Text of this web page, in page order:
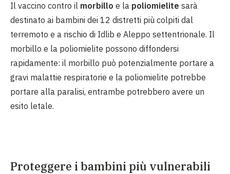
Il vaccino contro il morbillo e la poliomielite sarà
destinato ai bambini dei 12 distretti più colpiti dal
terremoto e a rischio di Idlib e Aleppo settentrionale. Il
morbillo e la poliomielite possono diffondersi
rapidamente: il morbillo può potenzialmente portare a
gravi malattie respiratorie e la poliomielite potrebbe
portare alla paralisi, entrambe potrebbero avere un
esito letale.
Proteggere i bambini più vulnerabili